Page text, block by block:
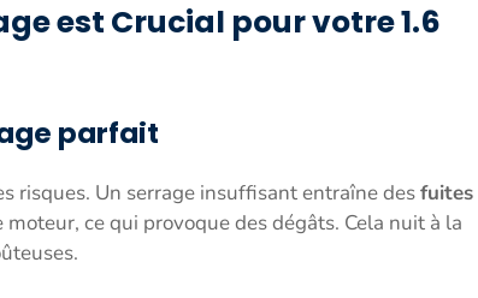
est Crucial pour votre 1.6
parfait
risques. Un serrage insuffisant entraîne desfuites
ce qui provoque des dégâts. Cela nuit à la